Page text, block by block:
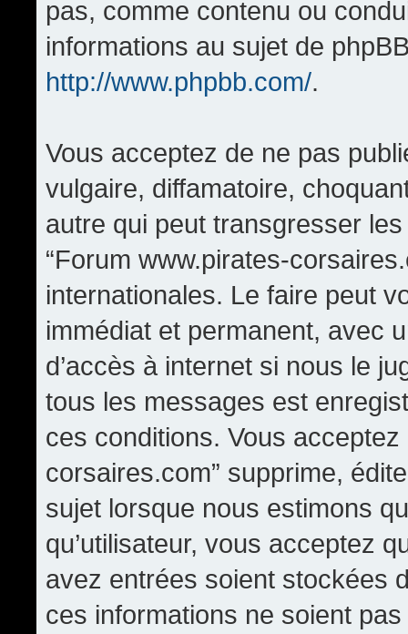
pas, comme contenu ou
informations au sujet de
http://www.phpbb.com/.
Vous acceptez de ne pas
vulgaire, diffamatoire,
autre qui peut transgresser
“Forum www.pirates-
internationales. Le faire peut
immédiat et permanent, avec
d’accès à internet si nous le
tous les messages est
ces conditions. Vous
corsaires.com” supprime,
sujet lorsque nous estimons
qu’utilisateur, vous acceptez
avez entrées soient stockées
ces informations ne soient